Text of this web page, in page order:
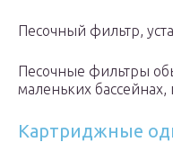
Песочный фильтр,
Песочные фильтры
маленьких бассейнах,
Картриджные